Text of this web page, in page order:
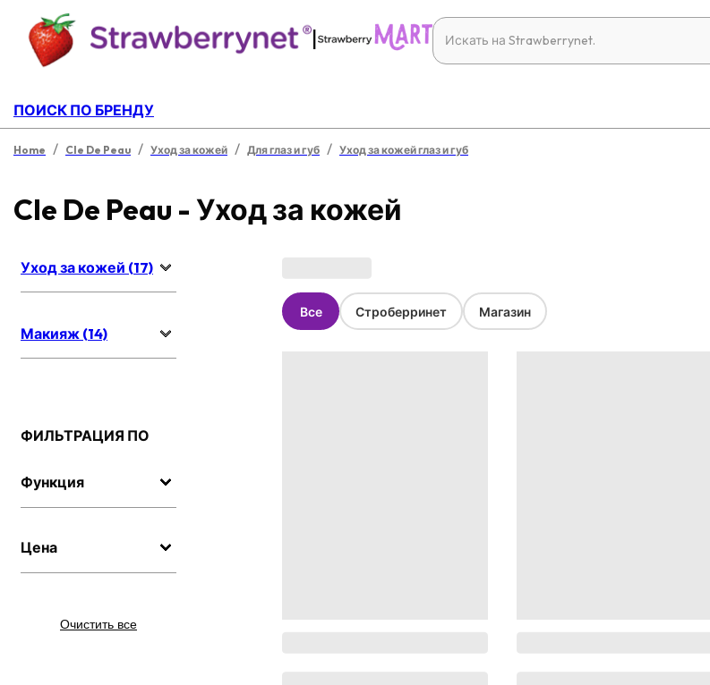
|
ПОИСК ПО БРЕНДУ
Home / Cle De Peau / Уход за кожей / Для глаз и губ / Уход за кожей глаз и губ
Cle De Peau - Уход за кожей
Уход за кожей (17)
Макияж (14)
ФИЛЬТРАЦИЯ ПО
Функция
Цена
Очистить все
Все Строберринет Магазин